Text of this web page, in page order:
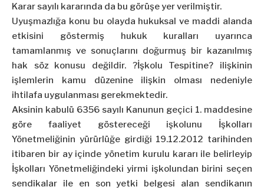
Karar sayılı kararında da bu görüşe yer verilmiştir.
Uyuşmazlığa konu bu olayda hukuksal ve maddi alanda
etkisini göstermiş hukuk kuralları uyarınca
tamamlanmış ve sonuçlarını doğurmuş bir kazanılmış
hak söz konusu değildir. ?İşkolu Tespitine? ilişkinin
işlemlerin kamu düzenine ilişkin olması nedeniyle
ihtilafa uygulanması gerekmektedir.
Aksinin kabulü 6356 sayılı Kanunun geçici 1. maddesine
göre faaliyet göstereceği işkolunu İşkolları
Yönetmeliğinin yürürlüğe girdiği 19.12.2012 tarihinden
itibaren bir ay içinde yönetim kurulu kararı ile belirleyip
İşkolları Yönetmeliğindeki yirmi işkolundan birini seçen
sendikalar ile en son yetki belgesi alan sendikanın